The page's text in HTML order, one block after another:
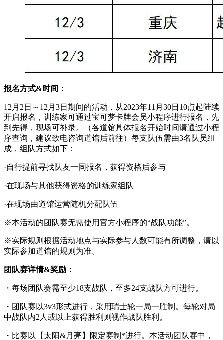
报名方式&时间：
12月2日～12月3日期间的活动，从2023年11月30日10点起陆续
开启报名，训练家可通过宝可梦卡牌会员小程序进行报名，先
到先得，现场可补录。（各道馆具体报名开始时间请通过小程
序查询，建议致电咨询道馆后前往）每支队伍需由3名队员组
成，组队方式如下：
·自行提前寻找队友一同报名，获得资格后参与
·在现场与其他获得资格的训练家组队
·在现场由道馆运营随机分配队伍
※本活动的团队赛无需使用官方小程序的“战队功能”。
※实际规则根据活动地点与实际参与人数可能有所调整，请以
实际参加道馆的规则为准。
团队赛详情&奖励：
・每场团队赛需至少18支战队，至多24支战队方可进行。
・团队赛以3v3形式进行，采用瑞士轮一局一胜制。每轮对局
中战队内2人或以上获得胜利则视作战队胜利。
・比赛以【太阳&月亮】限定赛制*进行。本活动团队赛中，